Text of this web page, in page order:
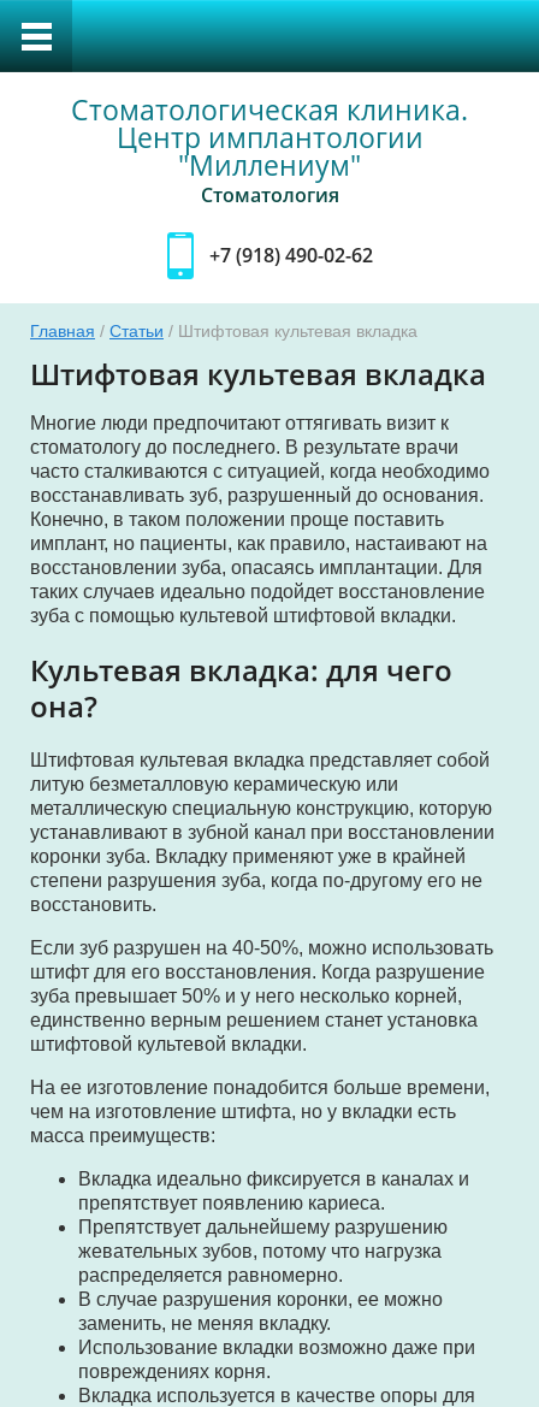
Стоматологическая клиника.
Центр имплантологии
"Миллениум"
Стоматология
+7 (918) 490-02-62
Главная / Статьи / Штифтовая культевая вкладка
Штифтовая культевая вкладка
Многие люди предпочитают оттягивать визит к
стоматологу до последнего. В результате врачи
часто сталкиваются с ситуацией, когда необходимо
восстанавливать зуб, разрушенный до основания.
Конечно, в таком положении проще поставить
имплант, но пациенты, как правило, настаивают на
восстановлении зуба, опасаясь имплантации. Для
таких случаев идеально подойдет восстановление
зуба с помощью культевой штифтовой вкладки.
Культевая вкладка: для чего
она?
Штифтовая культевая вкладка представляет собой
литую безметалловую керамическую или
металлическую специальную конструкцию, которую
устанавливают в зубной канал при восстановлении
коронки зуба. Вкладку применяют уже в крайней
степени разрушения зуба, когда по-другому его не
восстановить.
Если зуб разрушен на 40-50%, можно использовать
штифт для его восстановления. Когда разрушение
зуба превышает 50% и у него несколько корней,
единственно верным решением станет установка
штифтовой культевой вкладки.
На ее изготовление понадобится больше времени,
чем на изготовление штифта, но у вкладки есть
масса преимуществ:
Вкладка идеально фиксируется в каналах и
препятствует появлению кариеса.
Препятствует дальнейшему разрушению
жевательных зубов, потому что нагрузка
распределяется равномерно.
В случае разрушения коронки, ее можно
заменить, не меняя вкладку.
Использование вкладки возможно даже при
повреждениях корня.
Вкладка используется в качестве опоры для